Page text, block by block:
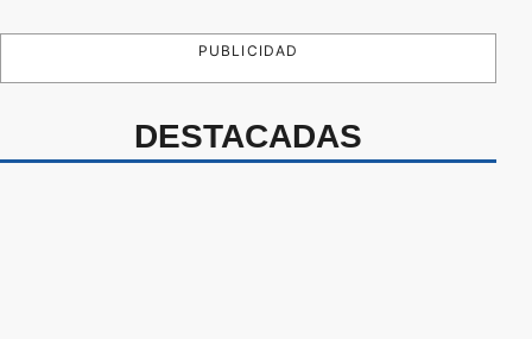
PUBLICIDAD
DESTACADAS